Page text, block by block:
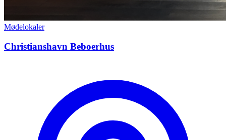
Mødelokaler
Christianshavn Beboerhus